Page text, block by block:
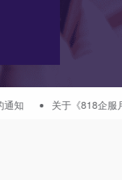
服月度补贴》的通知